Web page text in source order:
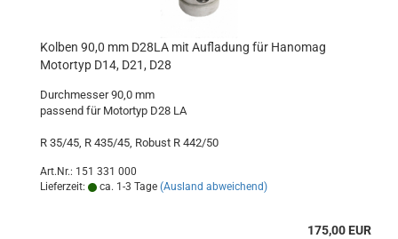
Kolben 90,0 mm D28LA mit Aufladung für Hanomag
Motortyp D14, D21, D28
Durchmesser 90,0 mm
passend für Motortyp D28 LA
R 35/45, R 435/45, Robust R 442/50
Art.Nr.: 151 331 000
Lieferzeit:
ca. 1-3 Tage (Ausland abweichend)
175,00 EUR